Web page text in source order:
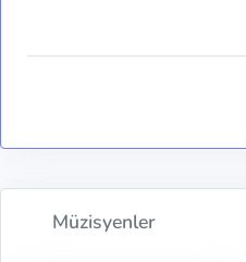
Müzisyenler